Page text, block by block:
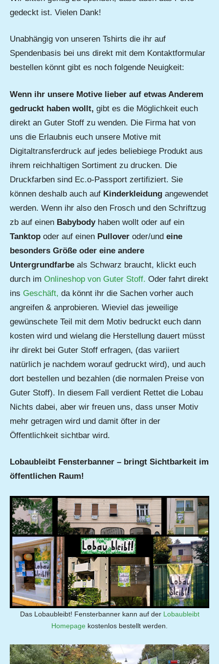
gedeckt ist. Vielen Dank!
Unabhängig von unseren Tshirts die ihr auf
Spendenbasis bei uns direkt mit dem Kontaktformular
bestellen könnt gibt es noch folgende Neuigkeit:
Wenn ihr unsere Motive lieber auf etwas Anderem
gedruckt haben wollt, gibt es die Möglichkeit euch
direkt an Guter Stoff zu wenden. Die Firma hat von
uns die Erlaubnis euch unsere Motive mit
Digitaltransferdruck auf jedes beliebiege Produkt aus
ihrem reichhaltigen Sortiment zu drucken. Die
Druckfarben sind Ec.o-Passport zertifiziert. Sie
können deshalb auch auf Kinderkleidung angewendet
werden. Wenn ihr also den Frosch und den Schriftzug
zb auf einen Babybodyhaben wollt oder auf ein
Tanktop oder auf einen Pullover oder/und eine
besonders Größe oder eine andere
Untergrundfarbe als Schwarz braucht, klickt euch
durch im Onlineshop von Guter Stoff. Oder fahrt direkt
ins Geschäft, da könnt ihr die Sachen vorher auch
angreifen & anprobieren. Wieviel das jeweilige
gewünschete Teil mit dem Motiv bedruckt euch dann
kosten wird und wielang die Herstellung dauert müsst
ihr direkt bei Guter Stoff erfragen, (das variiert
natürlich je nachdem worauf gedruckt wird), und auch
dort bestellen und bezahlen (die normalen Preise von
Guter Stoff). In diesem Fall verdient Rettet die Lobau
Nichts dabei, aber wir freuen uns, dass unser Motiv
mehr getragen wird und damit öfter in der
Öffentlichkeit sichtbar wird.
Lobaubleibt Fensterbanner – bringt Sichtbarkeit im
öffentlichen Raum!
Das Lobaubleibt! Fensterbanner kann auf der Lobaubleibt
Homepage kostenlos bestellt werden.